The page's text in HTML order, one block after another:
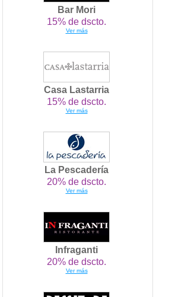
Bar Mori
15% de dscto.
Ver más
Casa Lastarria
15% de dscto.
Ver más
La Pescadería
20% de dscto.
Ver más
Infraganti
20% de dscto.
Ver más